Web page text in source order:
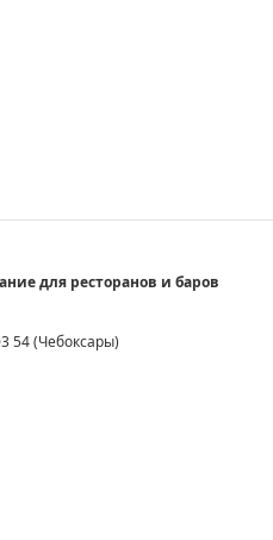
для ресторанов и баров
54 (Чебоксары)